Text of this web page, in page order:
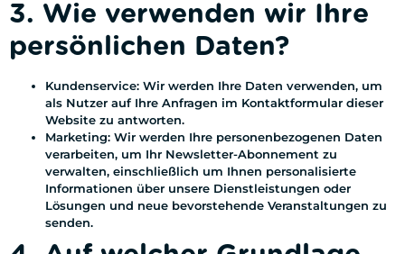
3. Wie verwenden wir Ihre
persönlichen Daten?
Kundenservice: Wir werden Ihre Daten verwenden, um
als Nutzer auf Ihre Anfragen im Kontaktformular dieser
Website zu antworten.
Marketing: Wir werden Ihre personenbezogenen Daten
verarbeiten, um Ihr Newsletter-Abonnement zu
verwalten, einschließlich um Ihnen personalisierte
Informationen über unsere Dienstleistungen oder
Lösungen und neue bevorstehende Veranstaltungen zu
senden.